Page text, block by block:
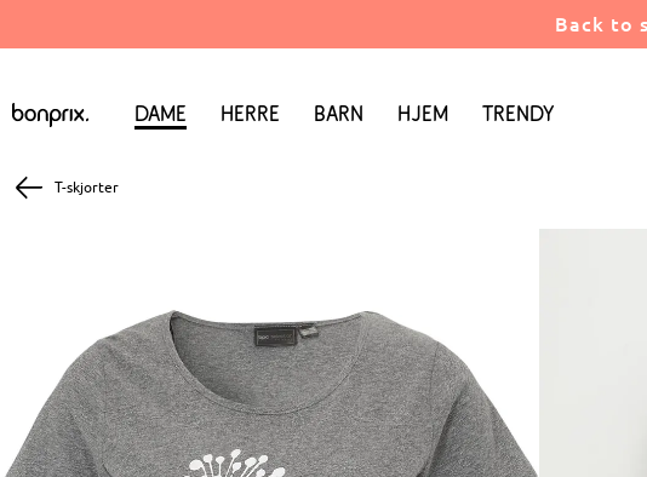
Back to
Dame Herre Barn Hjem Trendy
T-skjorter